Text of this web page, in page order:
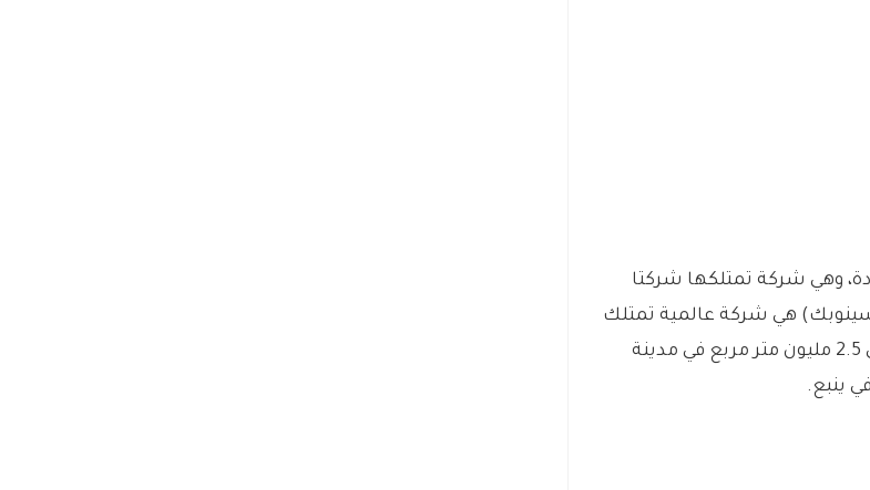
وهي شركة تمتلكها شركتا
هي شركة عالمية تمتلك
مصفاة تحويلية متكاملة تغطي مساحة مقدارها حوالي 2.5 مليون متر مربع في مدينة
ينبع.